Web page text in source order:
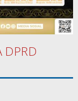
DPRD